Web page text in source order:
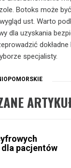
Botoks może
ust. Warto
dla uzyskania
specjalisty.
pacjentów